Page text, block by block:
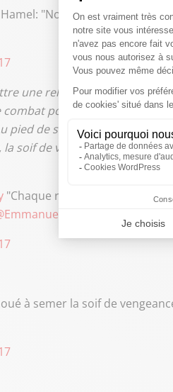
"Non, la haine n’a pas
une religion ou à vouloir se
pour que jamais la
u pied de son autel, les deux
soif de vengeance et de
"Chaque religion a à mener sa
à semer la soif de